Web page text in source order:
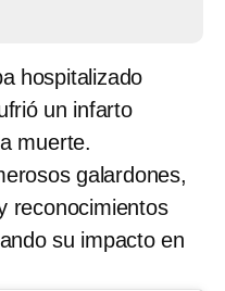
hospitalizado
un infarto
muerte.
galardones,
reconocimientos
su impacto en